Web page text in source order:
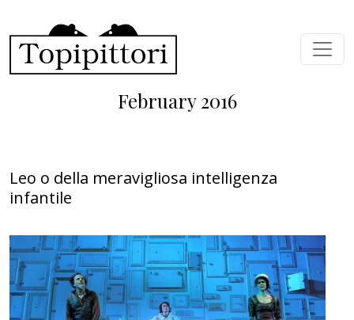
February 2016
Leo o della meravigliosa intelligenza
infantile